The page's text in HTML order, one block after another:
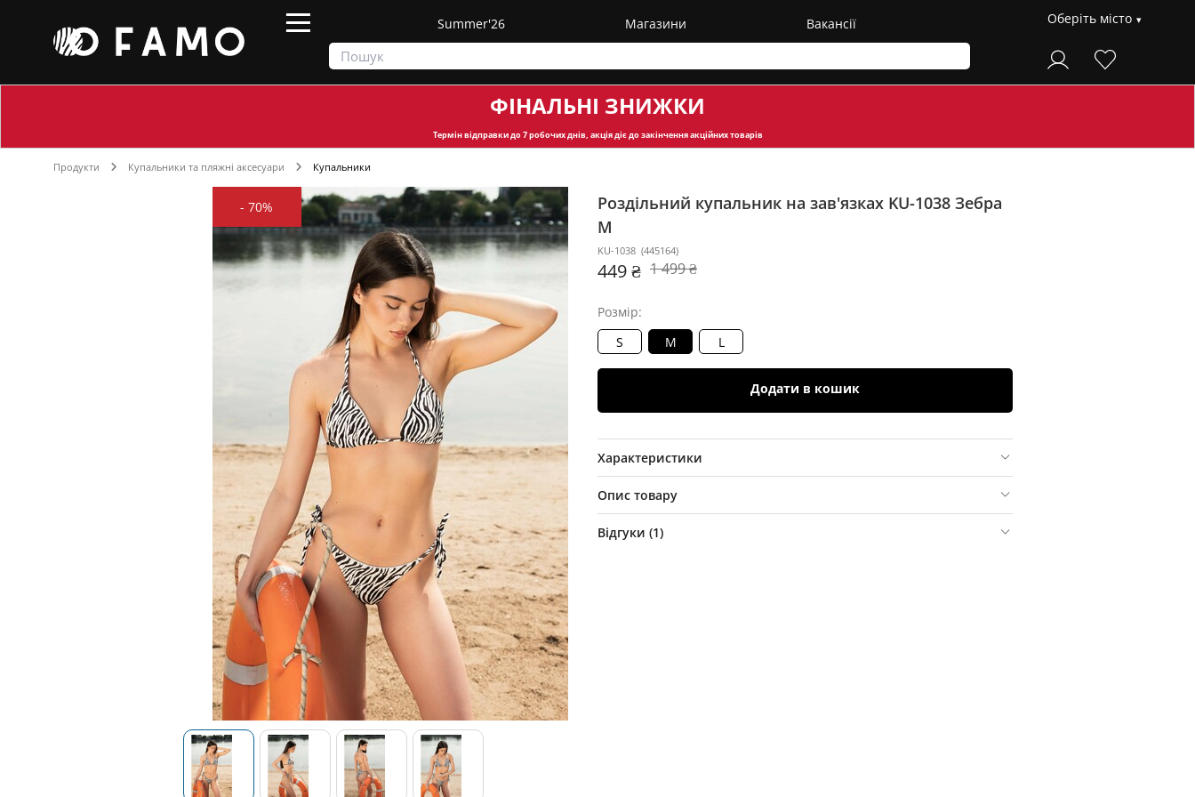
Summer'26 Магазини Вакансії Оберіть місто
ФІНАЛЬНІ ЗНИЖКИ
Термін відправкидо 7 робочих днів, акція діє до закінчення акційних товарів
Продукти Купальники та пляжні аксесуари Купальники
-70% Роздільний купальник на зав'язках KU-1038 Зебра
M
KU-1038 (445164)
449 ₴ 1 499 ₴
Розмір:
S
M L
Додати в кошик
Характеристики
Опис товару
Відгуки (1)